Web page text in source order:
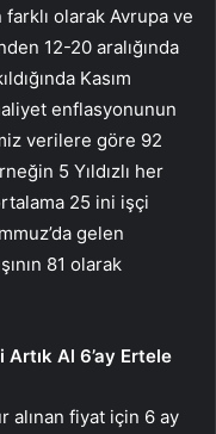
olarak Avrupa ve
12-20 aralığında
Kasım
enflasyonunun
verilere göre 92
5 Yıldızlı her
25 ini işçi
gelen
81 olarak
Al 6’ay Ertele
alınan fiyat için 6 ay